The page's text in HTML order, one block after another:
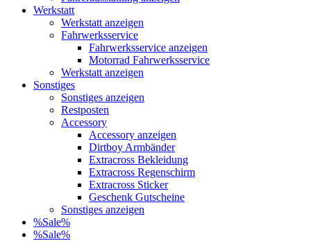
Werkstatt
Werkstatt anzeigen
Fahrwerksservice
Fahrwerksservice anzeigen
Motorrad Fahrwerksservice
Werkstatt anzeigen
Sonstiges
Sonstiges anzeigen
Restposten
Accessory
Accessory anzeigen
Dirtboy Armbänder
Extracross Bekleidung
Extracross Regenschirm
Extracross Sticker
Geschenk Gutscheine
Sonstiges anzeigen
%Sale%
%Sale%